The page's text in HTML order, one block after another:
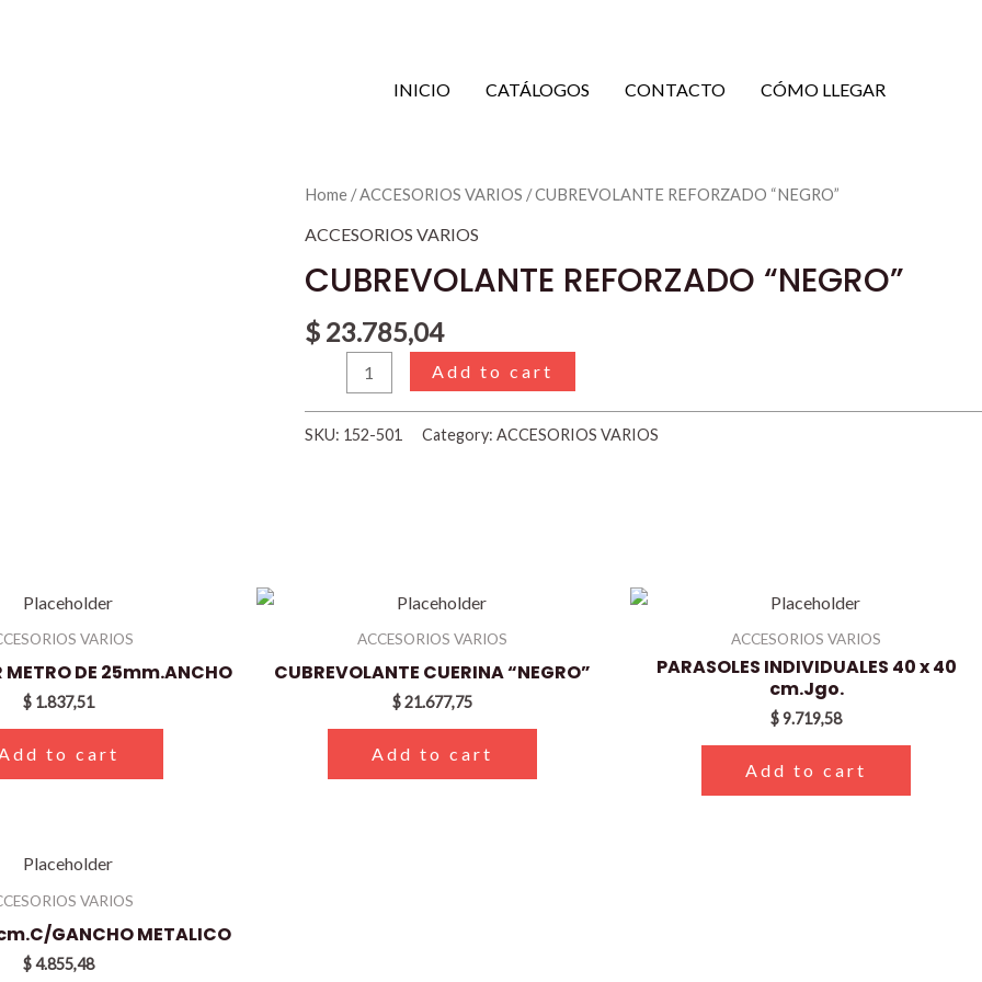
INICIO CATÁLOGOS CONTACTO CÓMO LLEGAR
Home/ACCESORIOS VARIOS / CUBREVOLANTE REFORZADO “NEGRO”
ACCESORIOS VARIOS
CUBREVOLANTE REFORZADO “NEGRO”
$23.785,04
CUBREVOLANTE
quantity
Add to cart
SKU: 152-501 Category: ACCESORIOS VARIOS
VARIOS
METRO DE 25mm.ANCHO
$ 1.837,51
to cart
ACCESORIOS VARIOS
CUBREVOLANTE CUERINA “NEGRO”
$21.677,75
Add to cart
ACCESORIOS VARIOS
PARASOLES INDIVIDUALES 40 x 40
cm.Jgo.
$9.719,58
Add to cart
VARIOS
GANCHO METALICO
$4.855,48